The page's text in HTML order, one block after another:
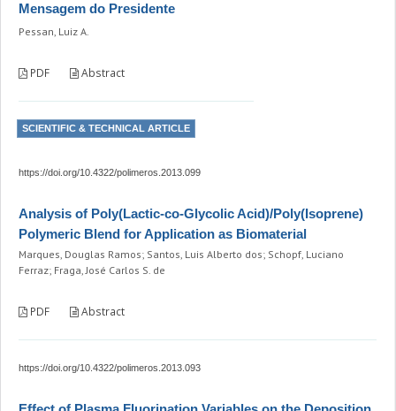
Mensagem do Presidente
Pessan, Luiz A.
PDF Abstract
SCIENTIFIC & TECHNICAL ARTICLE
https://doi.org/10.4322/polimeros.2013.099
Analysis of Poly(Lactic-co-Glycolic Acid)/Poly(Isoprene)
Polymeric Blend for Application as Biomaterial
Marques, Douglas Ramos; Santos, Luis Alberto dos; Schopf, Luciano
Ferraz; Fraga, José Carlos S. de
PDF Abstract
https://doi.org/10.4322/polimeros.2013.093